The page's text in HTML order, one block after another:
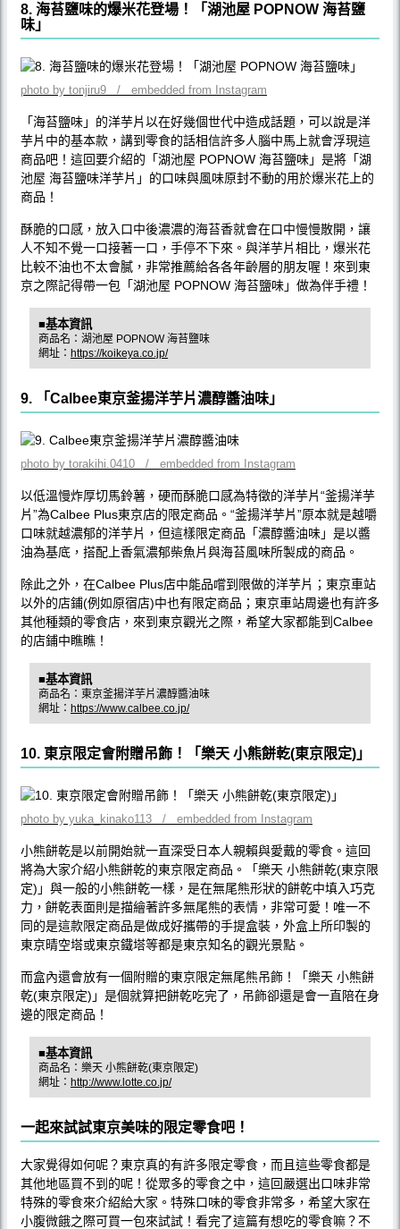
8. 海苔鹽味的爆米花登場！「湖池屋 POPNOW 海苔鹽
味」
photo by tonjiru9 / embedded from Instagram
「海苔鹽味」的洋芋片以在好幾個世代中造成話題，可以說是洋
芋片中的基本款，講到零食的話相信許多人腦中馬上就會浮現這
商品吧！這回要介紹的「湖池屋 POPNOW 海苔鹽味」是將「湖
池屋 海苔鹽味洋芋片」的口味與風味原封不動的用於爆米花上的
商品！
酥脆的口感，放入口中後濃濃的海苔香就會在口中慢慢散開，讓
人不知不覺一口接著一口，手停不下來。與洋芋片相比，爆米花
比較不油也不太會膩，非常推薦給各各年齡層的朋友喔！來到東
京之際記得帶一包「湖池屋 POPNOW 海苔鹽味」做為伴手禮！
■基本資訊
商品名：湖池屋 POPNOW 海苔鹽味
網址： https://koikeya.co.jp/
9. 「Calbee東京釜揚洋芋片濃醇醬油味」
photo by torakihi.0410 / embedded from Instagram
以低溫慢炸厚切馬鈴薯，硬而酥脆口感為特徵的洋芋片“釜揚洋芋
片”為Calbee Plus東京店的限定商品。“釜揚洋芋片”原本就是越嚼
口味就越濃郁的洋芋片，但這樣限定商品「濃醇醬油味」是以醬
油為基底，搭配上香氣濃郁柴魚片與海苔風味所製成的商品。
除此之外，在Calbee Plus店中能品嚐到限做的洋芋片；東京車站
以外的店鋪(例如原宿店)中也有限定商品；東京車站周邊也有許多
其他種類的零食店，來到東京觀光之際，希望大家都能到Calbee
的店鋪中瞧瞧！
■基本資訊
商品名：東京釜揚洋芋片濃醇醬油味
網址： https://www.calbee.co.jp/
10. 東京限定會附贈吊飾！「樂天 小熊餅乾(東京限定)」
photo by yuka_kinako113 / embedded from Instagram
小熊餅乾是以前開始就一直深受日本人親賴與愛戴的零食。這回
將為大家介紹小熊餅乾的東京限定商品。「樂天 小熊餅乾(東京限
定)」與一般的小熊餅乾一樣，是在無尾熊形狀的餅乾中填入巧克
力，餅乾表面則是描繪著許多無尾熊的表情，非常可愛！唯一不
同的是這款限定商品是做成好攜帶的手提盒裝，外盒上所印製的
東京晴空塔或東京鐵塔等都是東京知名的觀光景點。
而盒內還會放有一個附贈的東京限定無尾熊吊飾！「樂天 小熊餅
乾(東京限定)」是個就算把餅乾吃完了，吊飾卻還是會一直陪在身
邊的限定商品！
■基本資訊
商品名：樂天 小熊餅乾(東京限定)
網址： http://www.lotte.co.jp/
一起來試試東京美味的限定零食吧！
大家覺得如何呢？東京真的有許多限定零食，而且這些零食都是
其他地區買不到的呢！從眾多的零食之中，這回嚴選出口味非常
特殊的零食來介紹給大家。特殊口味的零食非常多，希望大家在
小腹微餓之際可買一包來試試！看完了這篇有想吃的零食嘛？不